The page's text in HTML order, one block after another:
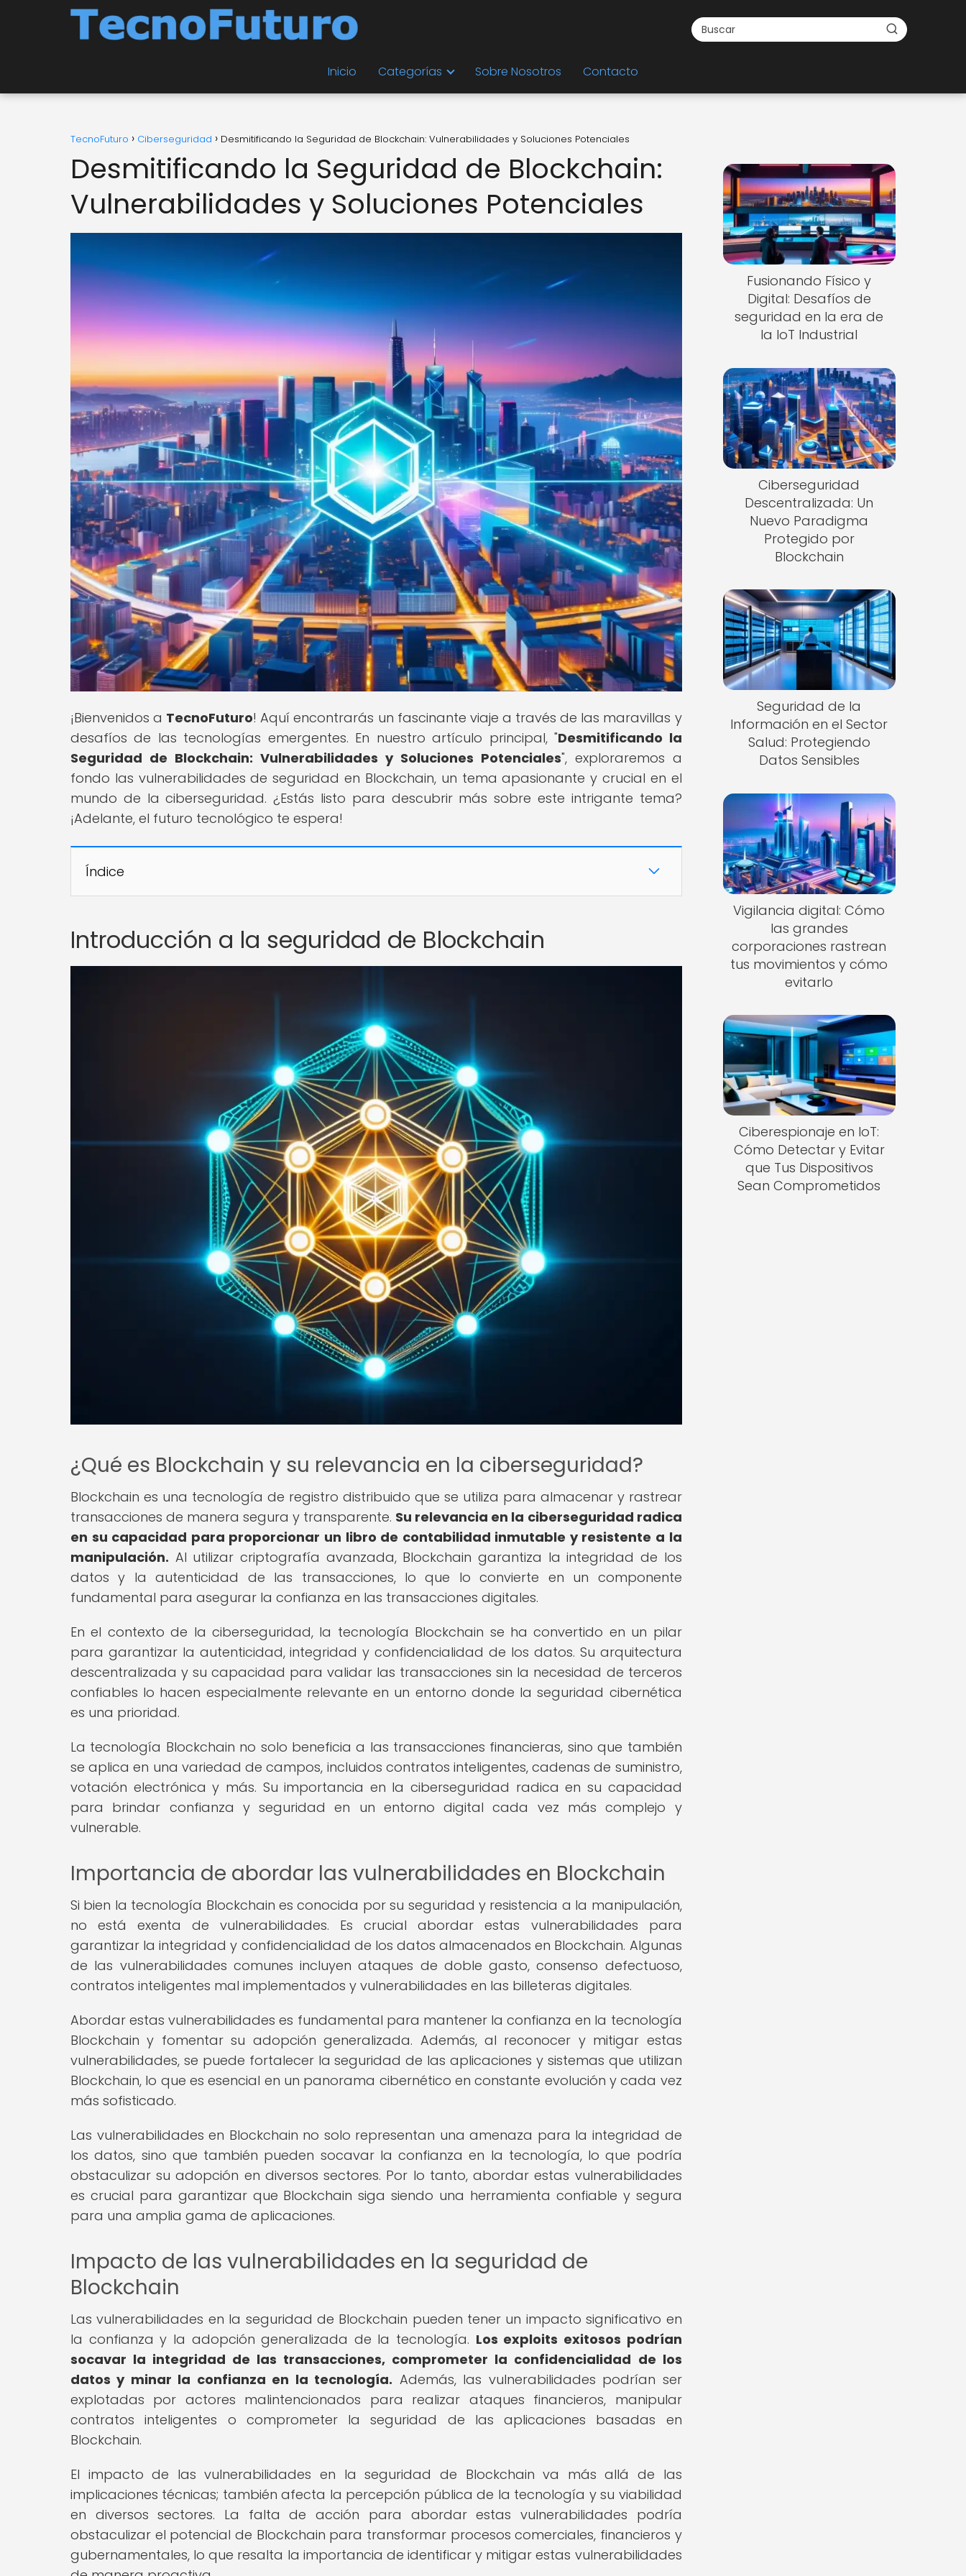
Inicio Categorías Sobre Nosotros Contacto
TecnoFuturo Ciberseguridad Desmitificando la Seguridad de Blockchain: Vulnerabilidades y Soluciones Potenciales
Desmitificando la Seguridad de Blockchain:
Vulnerabilidades y Soluciones Potenciales
¡Bienvenidos a TecnoFuturo! Aquí encontrarás un fascinante viaje a través de las maravillas y
desafíos de las tecnologías emergentes. En nuestro artículo principal, "Desmitificando la
Seguridad de Blockchain: Vulnerabilidades y Soluciones Potenciales", exploraremos a
fondo las vulnerabilidades de seguridad en Blockchain, un tema apasionante y crucial en el
mundo de la ciberseguridad. ¿Estás listo para descubrir más sobre este intrigante tema?
¡Adelante, el futuro tecnológico te espera!
Índice
Introducción a la seguridad de Blockchain
¿Qué es Blockchain y su relevancia en la ciberseguridad?
Blockchain es una tecnología de registro distribuido que se utiliza para almacenar y rastrear
transacciones de manera segura y transparente. Su relevancia en la ciberseguridad radica
en su capacidad para proporcionar un libro de contabilidad inmutable y resistente a la
manipulación. Al utilizar criptografía avanzada, Blockchain garantiza la integridad de los
datos y la autenticidad de las transacciones, lo que lo convierte en un componente
fundamental para asegurar la confianza en las transacciones digitales.
En el contexto de la ciberseguridad, la tecnología Blockchain se ha convertido en un pilar
para garantizar la autenticidad, integridad y confidencialidad de los datos. Su arquitectura
descentralizada y su capacidad para validar las transacciones sin la necesidad de terceros
confiables lo hacen especialmente relevante en un entorno donde la seguridad cibernética
es una prioridad.
La tecnología Blockchain no solo beneficia a las transacciones financieras, sino que también
se aplica en una variedad de campos, incluidos contratos inteligentes, cadenas de suministro,
votación electrónica y más. Su importancia en la ciberseguridad radica en su capacidad
para brindar confianza y seguridad en un entorno digital cada vez más complejo y
vulnerable.
Importancia de abordar las vulnerabilidades en Blockchain
Si bien la tecnología Blockchain es conocida por su seguridad y resistencia a la manipulación,
no está exenta de vulnerabilidades. Es crucial abordar estas vulnerabilidades para
garantizar la integridad y confidencialidad de los datos almacenados en Blockchain. Algunas
de las vulnerabilidades comunes incluyen ataques de doble gasto, consenso defectuoso,
contratos inteligentes mal implementados y vulnerabilidades en las billeteras digitales.
Abordar estas vulnerabilidades es fundamental para mantener la confianza en la tecnología
Blockchain y fomentar su adopción generalizada. Además, al reconocer y mitigar estas
vulnerabilidades, se puede fortalecer la seguridad de las aplicaciones y sistemas que utilizan
Blockchain, lo que es esencial en un panorama cibernético en constante evolución y cada vez
más sofisticado.
Las vulnerabilidades en Blockchain no solo representan una amenaza para la integridad de
los datos, sino que también pueden socavar la confianza en la tecnología, lo que podría
obstaculizar su adopción en diversos sectores. Por lo tanto, abordar estas vulnerabilidades
es crucial para garantizar que Blockchain siga siendo una herramienta confiable y segura
para una amplia gama de aplicaciones.
Impacto de las vulnerabilidades en la seguridad de
Blockchain
Las vulnerabilidades en la seguridad de Blockchain pueden tener un impacto significativo en
la confianza y la adopción generalizada de la tecnología. Los exploits exitosos podrían
socavar la integridad de las transacciones, comprometer la confidencialidad de los
datos y minar la confianza en la tecnología. Además, las vulnerabilidades podrían ser
explotadas por actores malintencionados para realizar ataques financieros, manipular
contratos inteligentes o comprometer la seguridad de las aplicaciones basadas en
Blockchain.
El impacto de las vulnerabilidades en la seguridad de Blockchain va más allá de las
implicaciones técnicas; también afecta la percepción pública de la tecnología y su viabilidad
en diversos sectores. La falta de acción para abordar estas vulnerabilidades podría
obstaculizar el potencial de Blockchain para transformar procesos comerciales, financieros y
gubernamentales, lo que resalta la importancia de identificar y mitigar estas vulnerabilidades
Fusionando Físico y
Digital: Desafíos de
seguridad en la era de
la IoT Industrial
Ciberseguridad
Descentralizada: Un
Nuevo Paradigma
Protegido por
Blockchain
Seguridad de la
Información en el Sector
Salud: Protegiendo
Datos Sensibles
Vigilancia digital: Cómo
las grandes
corporaciones rastrean
tus movimientos y cómo
evitarlo
Ciberespionaje en IoT:
Cómo Detectar y Evitar
que Tus Dispositivos
Sean Comprometidos